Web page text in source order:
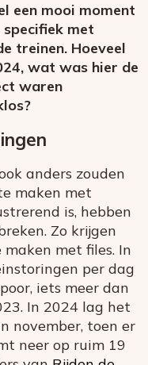
een mooi moment
met
treinen. Hoeveel
wat was hier de
waren
anders zouden
maken met
is, hebben
Zo krijgen
met files. In
per dag
iets meer dan
In 2024 lag het
november, toen er
neer op ruim 19